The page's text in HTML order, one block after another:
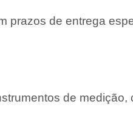
prazos de entrega
de medição,